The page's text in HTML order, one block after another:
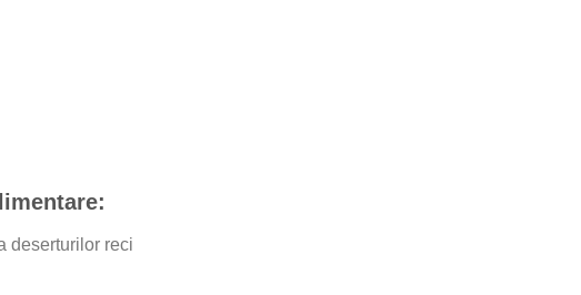
deserturilor reci